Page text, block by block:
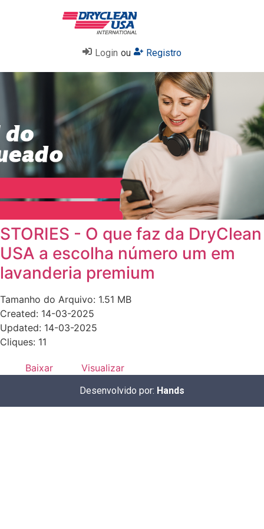
Login ou Registro
STORIES - O que faz da DryClean
USA a escolha número um em
lavanderia premium
Tamanho do Arquivo: 1.51 MB
Created: 14-03-2025
Updated: 14-03-2025
Cliques: 11
Baixar Visualizar
Desenvolvido por: Hands